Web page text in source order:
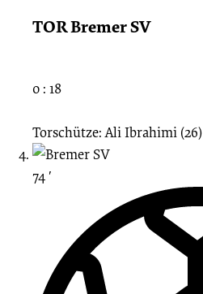
TOR Bremer SV
0 : 18
Torschütze: Ali Ibrahimi (26)
74 ′